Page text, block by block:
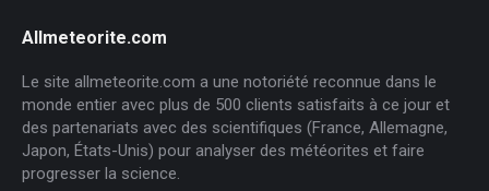
Allmeteorite.com
Le site allmeteorite.com a une notoriété reconnue dans le
monde entier avec plus de 500 clients satisfaits à ce jour et
des partenariats avec des scientifiques (France, Allemagne,
Japon, États-Unis) pour analyser des météorites et faire
progresser la science.